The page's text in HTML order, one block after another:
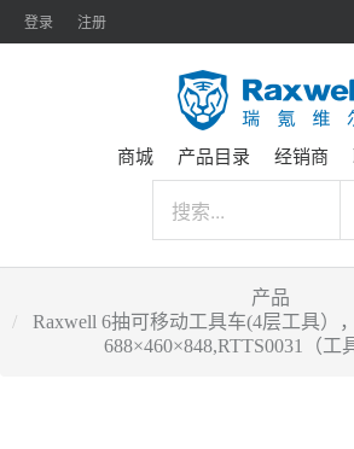
登录 注册
商城 产品目录 经销商
产品
Raxwell 6抽可移动工具车(4层工具）
688×460×848,RTTS0031（工